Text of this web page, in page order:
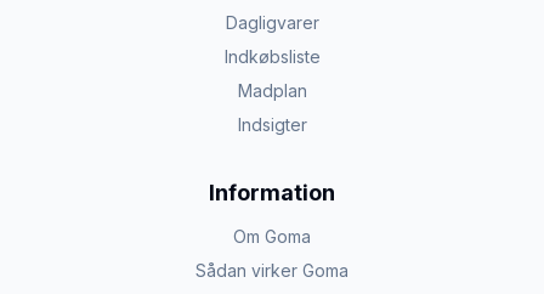
Dagligvarer
Indkøbsliste
Madplan
Indsigter
Information
Om Goma
Sådan virker Goma